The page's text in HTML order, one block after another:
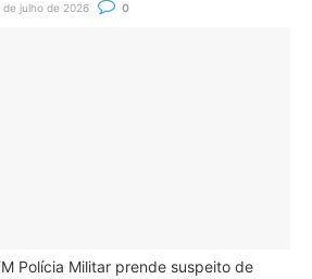
de julho de 2026 0
Polícia Militar prende suspeito de